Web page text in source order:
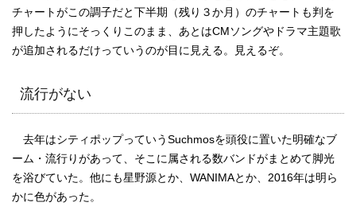
チャートがこの調子だと下半期（残り３か月）のチャートも判を
押したようにそっくりこのまま、あとはCMソングやドラマ主題歌
が追加されるだけっていうのが目に見える。見えるぞ。
流行がない
去年はシティポップっていうSuchmosを頭役に置いた明確なブ
ーム・流行りがあって、そこに属される数バンドがまとめて脚光
を浴びていた。他にも星野源とか、WANIMAとか、2016年は明ら
かに色があった。